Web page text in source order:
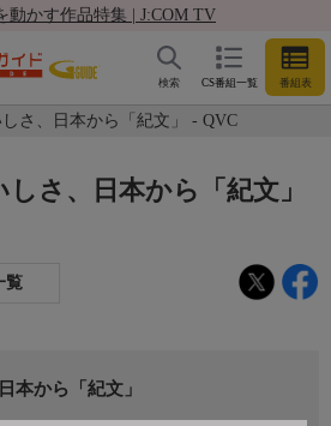
動かす作品特集 | J:COM TV
CS番組一覧 番組表
検索
さ、日本から「紀文」 - QVC
さ、日本から「紀文」
覧
本から「紀文」